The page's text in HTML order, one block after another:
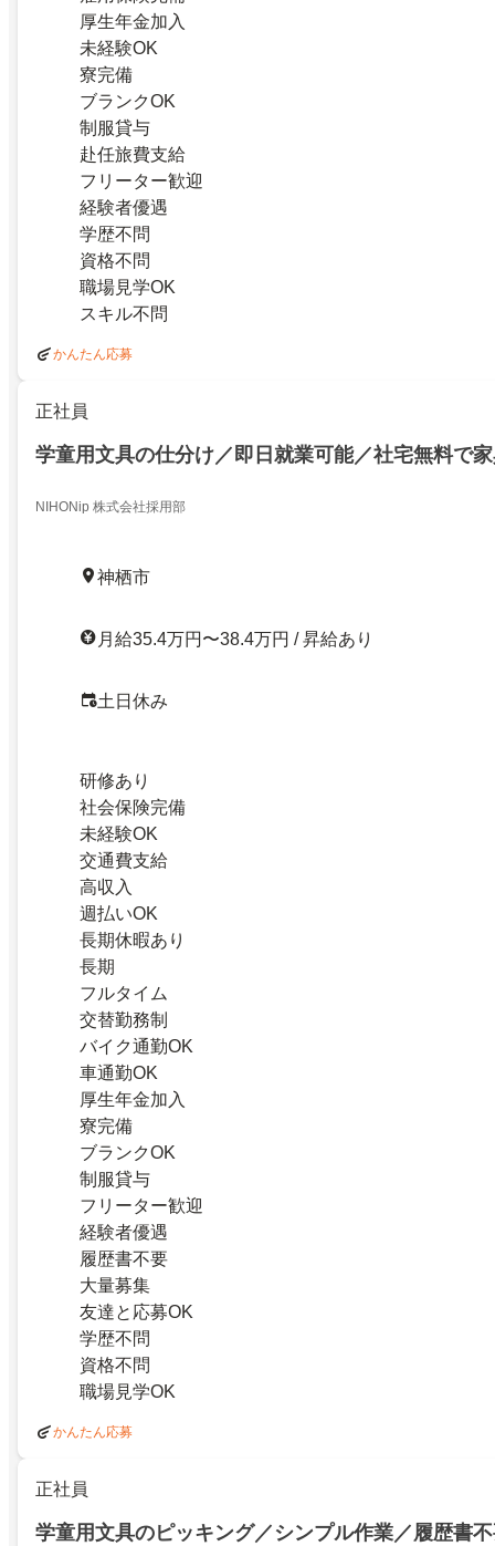
厚生年金加入
未経験OK
寮完備
ブランクOK
制服貸与
赴任旅費支給
フリーター歓迎
経験者優遇
学歴不問
資格不問
職場見学OK
スキル不問
かんたん応募
正社員
学童用文具の仕分け／即日就業可能／社宅無料で
NIHONip 株式会社採用部
神栖市
月給35.4万円〜38.4万円 / 昇給あり
土日休み
研修あり
社会保険完備
未経験OK
交通費支給
高収入
週払いOK
長期休暇あり
長期
フルタイム
交替勤務制
バイク通勤OK
車通勤OK
厚生年金加入
寮完備
ブランクOK
制服貸与
フリーター歓迎
経験者優遇
履歴書不要
大量募集
友達と応募OK
学歴不問
資格不問
職場見学OK
かんたん応募
正社員
学童用文具のピッキング／シンプル作業／履歴書